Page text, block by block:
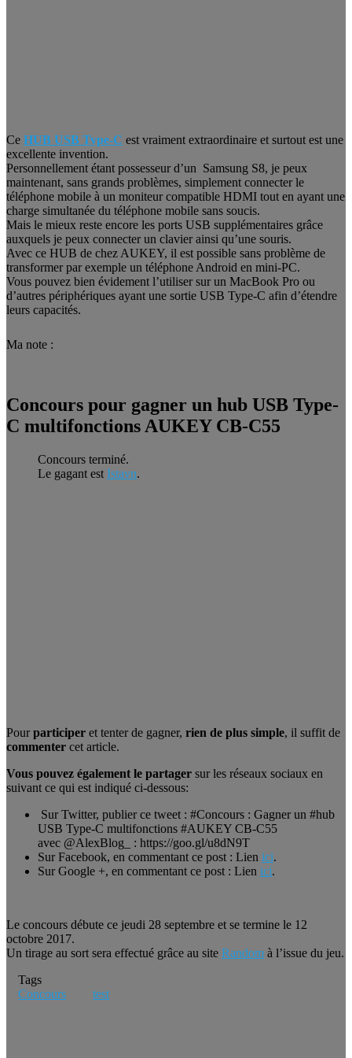
Ce HUB USB Type-C est vraiment extraordinaire et surtout est une
excellente invention.
Personnellement étant possesseur d’un Samsung S8, je peux
maintenant, sans grands problèmes, simplement connecter le
téléphone mobile à un moniteur compatible HDMI tout en ayant une
charge simultanée du téléphone mobile sans soucis.
Mais le mieux reste encore les ports USB supplémentaires grâce
auxquels je peux connecter un clavier ainsi qu’une souris.
Avec ce HUB de chez AUKEY, il est possible sans problème de
transformer par exemple un téléphone Android en mini-PC.
Vous pouvez bien évidement l’utiliser sur un MacBook Pro ou
d’autres périphériques ayant une sortie USB Type-C afin d’étendre
leurs capacités.
Ma note :
Concours pour gagner un hub USB Type-
C multifonctions AUKEY CB-C55
Concours terminé.
Le gagant est Istavn.
Pourparticiper et tenter de gagner, rien de plus simple, il suffit de
commenter cet article.
Vous pouvez également le partager sur les réseaux sociaux en
suivant ce qui est indiqué ci-dessous:
Sur Twitter, publier ce tweet : #Concours : Gagner un #hub
USB Type-C multifonctions #AUKEY CB-C55
avec @AlexBlog_ : https://goo.gl/u8dN9T
Sur Facebook, en commentant ce post : Lien ici.
Sur Google +, en commentant ce post : Lien ici.
Le concours débute ce jeudi 28 septembre et se termine le 12
octobre 2017.
Un tirage au sort sera effectué grâce au site Random à l’issue du jeu.
Tags
Concours
test